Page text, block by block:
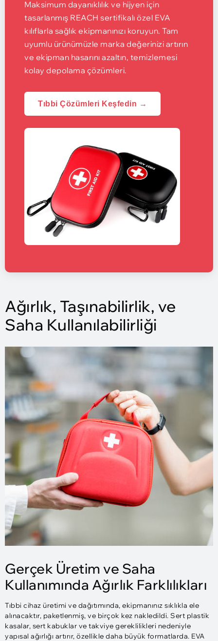
Maksimum dayanıklılık ve hijyen için
tasarlanmış REACH sertifikalı özel EVA
kılıflarla sağlık ekipmanınızı koruyun. Tam
uyumlu ürünümüzle marka değerinizi artırın
ve ekipman hasarını azaltın, temizlemesi
kolay depolama çözümleri.
Tıbbi Çözümleri Keşfedin →
Ağırlık, Taşınabilirlik, ve
Saha Kullanılabilirliği
Gerçek Üretim ve Saha
Kullanımında Ağırlık Farklılıkları
Tıbbi cihaz üretimi ve dağıtımında, ekipmanınız sıklıkla ele
alınacaktır, paketlenmiş, ve birçok kez nakledildi. Sert plastik
kasalar, sert kabuklar ve takviye gereklilikleri nedeniyle
yapısal ağırlığı artırır, özellikle daha büyük formatlarda. EVA